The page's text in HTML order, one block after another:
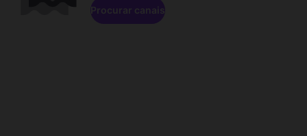
Procurar canais